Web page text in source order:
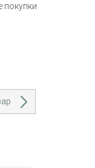
покупки